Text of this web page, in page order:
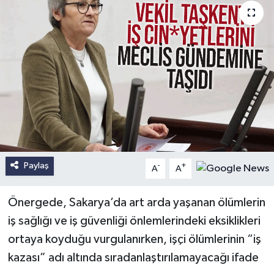
Paylaş A- A+
Önergede, Sakarya’da art arda yaşanan ölümlerin
iş sağlığı ve iş güvenliği önlemlerindeki eksiklikleri
ortaya koyduğu vurgulanırken, işçi ölümlerinin “iş
kazası” adı altında sıradanlaştırılamayacağı ifade